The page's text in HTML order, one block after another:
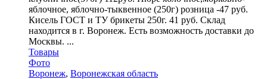
яблочное, яблочно-тыквенное (250г) розница -47 руб.
Кисель ГОСТ и ТУ брикеты 250г. 41 руб. Склад
находится в г. Воронеж. Есть возможность доставки до
Москвы. ...
Товары
Фото
Воронеж, Воронежская область